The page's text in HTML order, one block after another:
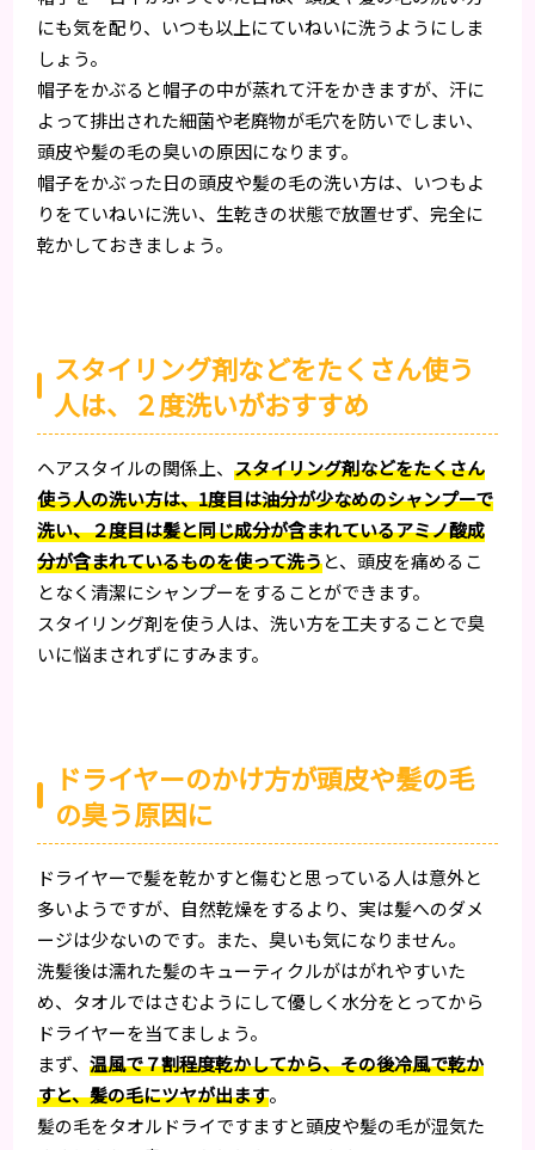
にも気を配り、いつも以上にていねいに洗うようにしま
しょう。
帽子をかぶると帽子の中が蒸れて汗をかきますが、汗に
よって排出された細菌や老廃物が毛穴を防いでしまい、
頭皮や髪の毛の臭いの原因になります。
帽子をかぶった日の頭皮や髪の毛の洗い方は、いつもよ
りをていねいに洗い、生乾きの状態で放置せず、完全に
乾かしておきましょう。
スタイリング剤などをたくさん使う
人は、２度洗いがおすすめ
ヘアスタイルの関係上、スタイリング剤などをたくさん
使う人の洗い方は、1度目は油分が少なめのシャンプーで
洗い、２度目は髪と同じ成分が含まれているアミノ酸成
分が含まれているものを使って洗うと、頭皮を痛めるこ
となく清潔にシャンプーをすることができます。
スタイリング剤を使う人は、洗い方を工夫することで臭
いに悩まされずにすみます。
ドライヤーのかけ方が頭皮や髪の毛
の臭う原因に
ドライヤーで髪を乾かすと傷むと思っている人は意外と
多いようですが、自然乾燥をするより、実は髪へのダメ
ージは少ないのです。また、臭いも気になりません。
洗髪後は濡れた髪のキューティクルがはがれやすいた
め、タオルではさむようにして優しく水分をとってから
ドライヤーを当てましょう。
まず、温風で７割程度乾かしてから、その後冷風で乾か
すと、髪の毛にツヤが出ます。
髪の毛をタオルドライですますと頭皮や髪の毛が湿気た